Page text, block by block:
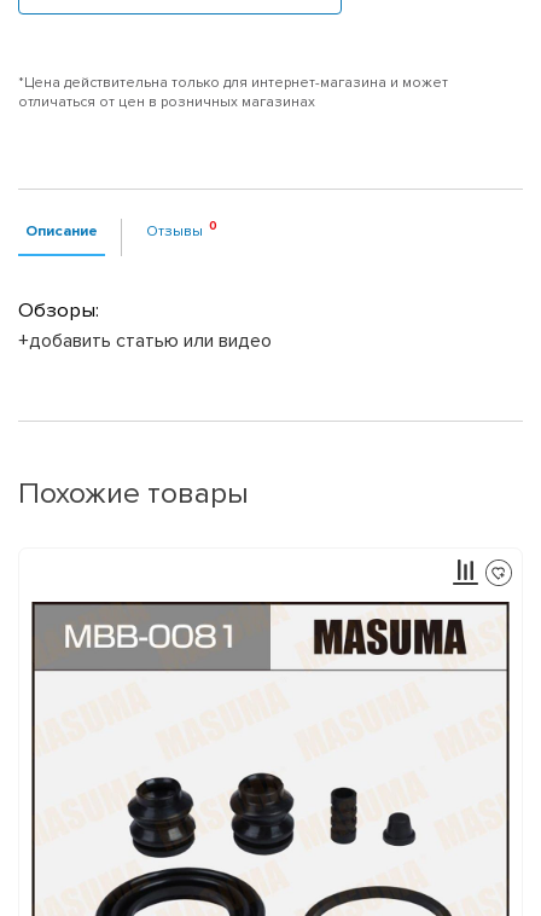
*Цена действительна только для интернет-магазина и может
отличаться от цен в розничных магазинах
Описание Отзывы
Обзоры:
+добавить статью или видео
Похожие товары